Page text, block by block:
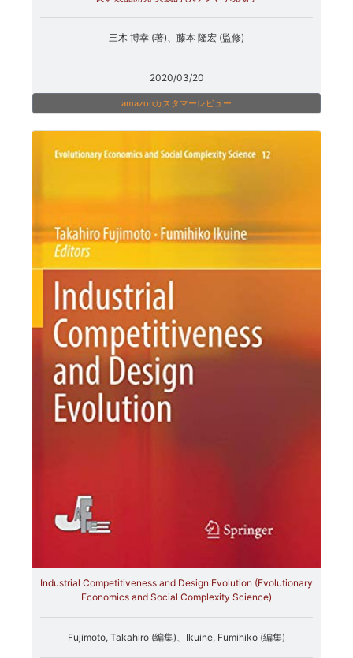
三木 博幸 (著)、藤本 隆宏 (監修)
2020/03/20
amazonカスタマーレビュー
Industrial Competitiveness and Design Evolution (Evolutionary
Economics and Social Complexity Science)
Fujimoto, Takahiro (編集)、Ikuine, Fumihiko (編集)